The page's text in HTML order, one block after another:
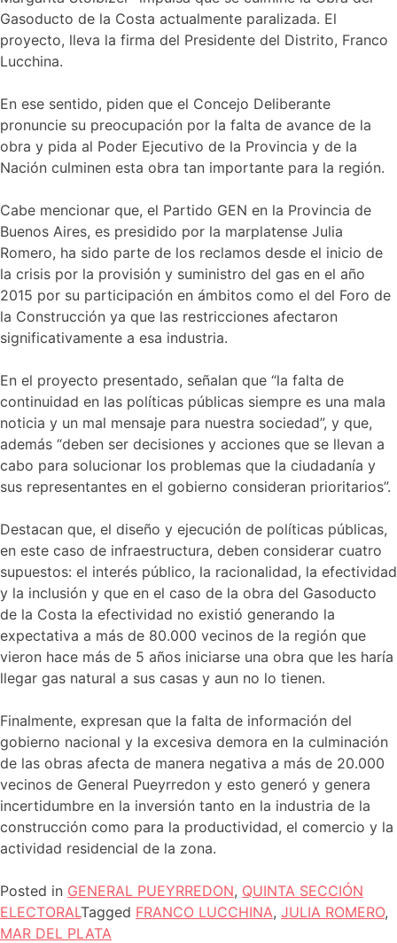
Gasoducto de la Costa actualmente paralizada. El
proyecto, lleva la firma del Presidente del Distrito, Franco
Lucchina.
En ese sentido, piden que el Concejo Deliberante
pronuncie su preocupación por la falta de avance de la
obra y pida al Poder Ejecutivo de la Provincia y de la
Nación culminen esta obra tan importante para la región.
Cabe mencionar que, el Partido GEN en la Provincia de
Buenos Aires, es presidido por la marplatense Julia
Romero, ha sido parte de los reclamos desde el inicio de
la crisis por la provisión y suministro del gas en el año
2015 por su participación en ámbitos como el del Foro de
la Construcción ya que las restricciones afectaron
significativamente a esa industria.
En el proyecto presentado, señalan que “la falta de
continuidad en las políticas públicas siempre es una mala
noticia y un mal mensaje para nuestra sociedad”, y que,
además “deben ser decisiones y acciones que se llevan a
cabo para solucionar los problemas que la ciudadanía y
sus representantes en el gobierno consideran prioritarios”.
Destacan que, el diseño y ejecución de políticas públicas,
en este caso de infraestructura, deben considerar cuatro
supuestos: el interés público, la racionalidad, la efectividad
y la inclusión y que en el caso de la obra del Gasoducto
de la Costa la efectividad no existió generando la
expectativa a más de 80.000 vecinos de la región que
vieron hace más de 5 años iniciarse una obra que les haría
llegar gas natural a sus casas y aun no lo tienen.
Finalmente, expresan que la falta de información del
gobierno nacional y la excesiva demora en la culminación
de las obras afecta de manera negativa a más de 20.000
vecinos de General Pueyrredon y esto generó y genera
incertidumbre en la inversión tanto en la industria de la
construcción como para la productividad, el comercio y la
actividad residencial de la zona.
Posted in GENERAL PUEYRREDON, QUINTA SECCIÓN
ELECTORALTagged FRANCO LUCCHINA, JULIA ROMERO,
MAR DEL PLATA